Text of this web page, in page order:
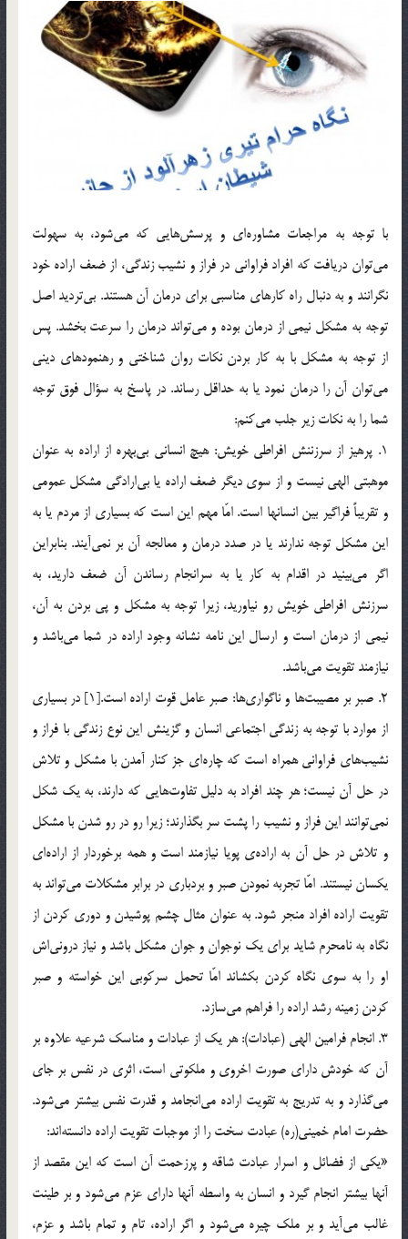
با توجه به مراجعات مشاوره‌اي و پرسش‌هايي كه مي‌شود، به سهولت
مي‌توان دريافت كه افراد فراواني در فراز و نشيب زندگي، از ضعف اراده خود
نگرانند و به دنبال راه كارهاي مناسبي براي درمان آن هستند. بي‌ترديد اصل
توجه به مشكل نيمي از درمان بوده و مي‌تواند درمان را سرعت بخشد. پس
از توجه به مشكل با به كار بردن نكات روان شناختي و رهنمودهاي ديني
مي‌توان آن را درمان نمود يا به حداقل رساند. در پاسخ به سؤال فوق توجه
شما را به نكات زير جلب مي‌كنم:
1. پرهيز از سرزننش افراطي خويش: هيچ انساني بي‌بهره از اراده به عنوان
موهبتي الهي نيست و از سوي ديگر ضعف اراده يا بي‌ارادگي مشكل عمومي
و تقريباً فراگير بين انسانها است. امّا مهم اين است كه بسياري از مردم يا به
اين مشكل توجه ندارند يا در صدد درمان و معالجه آن بر نمي‌آيند. بنابراين
اگر مي‌بينيد در اقدام به كار يا به سرانجام رساندن آن ضعف داريد، به
سرزنش افراطي خويش رو نياوريد، زيرا توجه به مشكل و پي بردن به آن،
نيمي از درمان است و ارسال اين نامه نشانه وجود اراده در شما مي‌باشد و
نيازمند تقويت مي‌باشد.
2. صبر بر مصيبت‌ها و ناگواري‌ها: صبر عامل قوت اراده است.[1] در بسياري
از موارد با توجه به زندگي اجتماعي انسان و گزينش اين نوع زندگي با فراز و
نشيب‌هاي فراواني همراه است كه چاره‌اي جز كنار آمدن با مشكل و تلاش
در حل آن نيست؛ هر چند افراد به دليل تفاوت‌هايي كه دارند، به يك شكل
نمي‌توانند اين فراز و نشيب را پشت سر بگذارند؛ زيرا رو در رو شدن با مشكل
و تلاش در حل آن به اراده‌ي پويا نيازمند است و همه برخوردار از اراده‌اي
يكسان نيستند. امّا تجربه نمودن صبر و بردباري در برابر مشكلات مي‌تواند به
تقويت اراده افراد منجر شود. به عنوان مثال چشم پوشيدن و دوري كردن از
نگاه به نامحرم شايد براي يك نوجوان و جوان مشكل باشد و نياز دروني‌اش
او را به سوي نگاه كردن بكشاند امّا تحمل سركوبي اين خواسته‌ و صبر
كردن زمينه رشد اراده را فراهم مي‌سازد.
3. انجام فرامين الهي (عبادات): هر يك از عبادات و مناسك شرعيه علاوه بر
آن كه خودش داراي صورت اخروي و ملكوتي است، اثري در نفس بر جاي
مي‌گذارد و به تدريج به تقويت اراده مي‌انجامد و قدرت نفس بيشتر مي‌شود.
حضرت امام خميني(ره) عبادت سخت را از موجبات تقويت اراده دانسته‌اند:
«يكي از فضائل و اسرار عبادت شاقه و پرزحمت آن است كه اين مقصد از
آنها بيشتر انجام گيرد و انسان به واسطه آنها داراي عزم مي‌شود و بر طينت
غالب مي‌آيد و بر ملك چيره مي‌شود و اگر اراده، تام و تمام باشد و عزم،